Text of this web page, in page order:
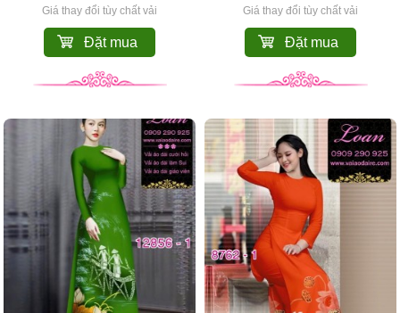
Giá thay đổi tùy chất vải
Đặt mua
Giá thay đổi tùy chất vải
Đặt mua